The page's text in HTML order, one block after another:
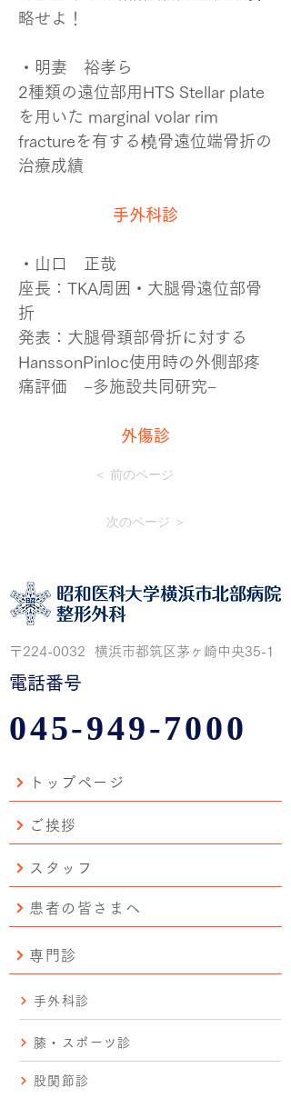
略せよ！
・明妻　裕孝ら
2種類の遠位部用HTS Stellar plate
を用いた marginal volar rim
fractureを有する橈骨遠位端骨折の
治療成績
​手外科診
・山口　正哉
座長：TKA周囲・大腿骨遠位部骨
折
発表：大腿骨頚部骨折に対する
HanssonPinloc使用時の外側部疼
痛評価　−多施設共同研究−
外傷診
＜ 前のページ
次のページ ＞
〒224-0032 横浜市都筑区茅ヶ崎中央35-1
電話番号
045-949-7000
トップページ
ご挨拶
スタッフ
患者の皆さまへ
専門診
手外科診
膝・スポーツ診
股関節診